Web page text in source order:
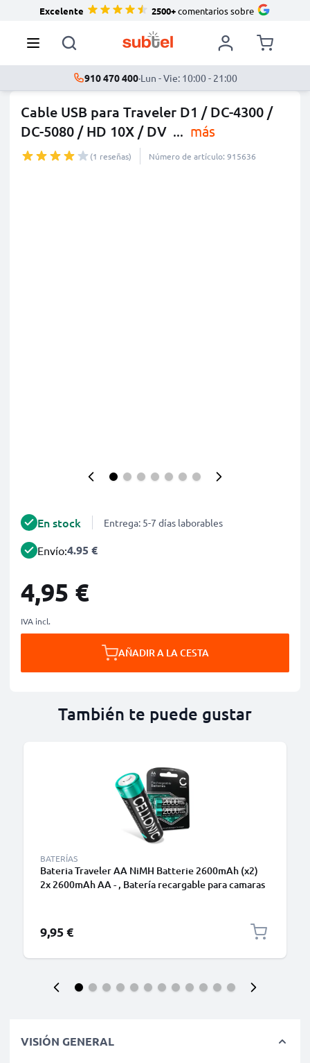
Excelente 2500+comentarios sobre
910 470 400·Lun - Vie: 10:00 - 21:00
Cable USB para Traveler D1 / DC-4300 /
DC-5080 / HD 10X / DV ... más
(1 reseñas) Número de artículo: 915636
En stock Entrega: 5-7 días laborables
Envío:4.95 €
4,95 €
IVA incl.
AÑADIR A LA CESTA
También te puede gustar
BATERÍAS
Bateria Traveler AA NiMH Batterie 2600mAh (x2)
2x 2600mAh AA - , Batería recargable para camaras
9,95 €
VISIÓN GENERAL